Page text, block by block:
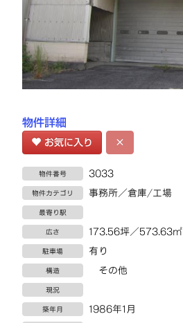
物件詳細
お気に入り ×
物件番号 3033
物件カテゴリ 事務所／倉庫/工場
最寄り駅
広さ 173.56坪／573.63㎡
駐車場 有り
構造 その他
現況
築年月 1986年1月